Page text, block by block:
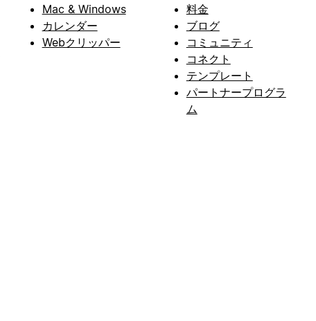
Mac & Windows
カレンダー
Webクリッパー
料金
ブログ
コミュニティ
コネクト
テンプレート
パートナープログラ
ム